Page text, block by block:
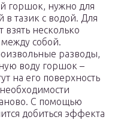
горшок, нужно для
в тазик с водой. Для
взять несколько
собой.
разводы,
воду горшок –
на его поверхность
С помощью
добиться эффекта